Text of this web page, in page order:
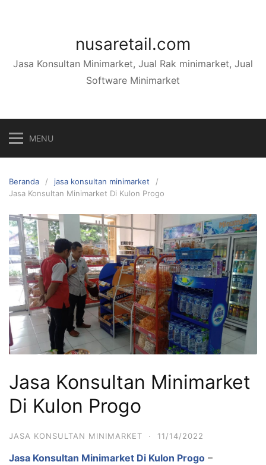
nusaretail.com
Jasa Konsultan Minimarket, Jual Rak minimarket, Jual
Software Minimarket
MENU
Beranda
jasa konsultan minimarket
Jasa Konsultan Minimarket Di Kulon Progo
Jasa Konsultan Minimarket
Di Kulon Progo
JASA KONSULTAN MINIMARKET · 11/14/2022
Jasa Konsultan Minimarket Di Kulon Progo –